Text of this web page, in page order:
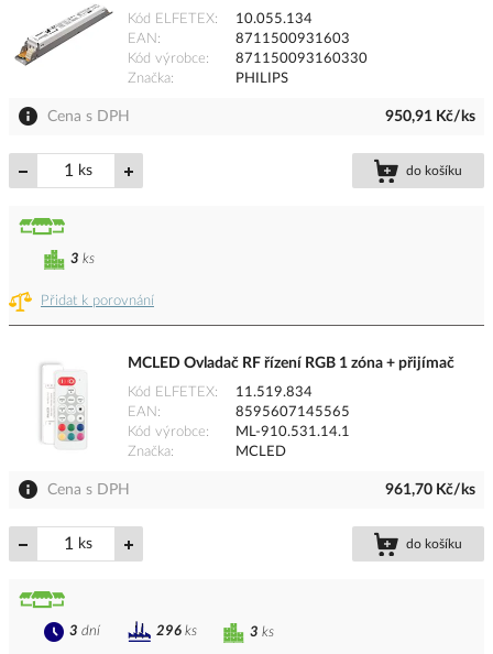
Kód ELFETEX
10.055.134
EAN
8711500931603
Kód výrobce
871150093160330
Značka
PHILIPS
Cena s DPH 950,91 Kč/ks
ks do košíku
Přidat k porovnání
3 ks
MCLED Ovladač RF řízení RGB 1 zóna + přijímač
Kód ELFETEX
11.519.834
EAN
8595607145565
Kód výrobce
ML-910.531.14.1
Značka
MCLED
Cena s DPH 961,70 Kč/ks
ks do košíku
3 ks
3 dní 296 ks